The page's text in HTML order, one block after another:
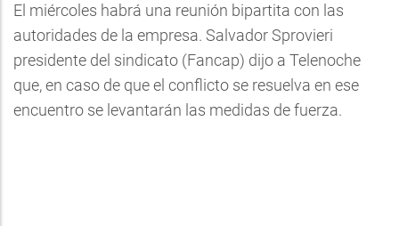
El miércoles habrá una reunión bipartita con las
autoridades de la empresa. Salvador Sprovieri
presidente del sindicato (Fancap) dijo a Telenoche
que, en caso de que el conflicto se resuelva en ese
encuentro se levantarán las medidas de fuerza.